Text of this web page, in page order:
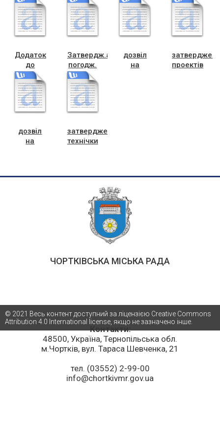
первинній
медицині
(1)
півріччя
(2)
Додаток
до
проекту
рішення
міжнародного
співробітництва
(1)
Затвердж.акту
погодж.
і
закріплення
межі
Ч.М.Р.аукціон
дозвіл
на
проектів
дозвіл
на
затвердження
технічки
ЧОРТКІВСЬКА МІСЬКА РАДА
Контакти:
48500, Україна, Тернопільська обл.
м.Чортків, вул. Тараса Шевченка, 21
тел. (03552) 2-99-00
info@chortkivmr.gov.ua
© 2021 Весь контент доступний за ліцензією Creative Commons
Attribution 4.0 International license, якщо не зазначено інше.